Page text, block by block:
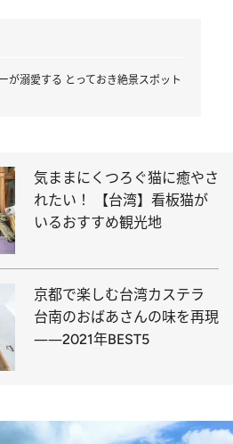
が溺愛する とっておき絶景スポット
気ままにくつろぐ猫に癒やさ
れたい！ 【台湾】看板猫が
いるおすすめ観光地
京都で楽しむ台湾カステラ
台南のおばあさんの味を再現
――2021年BEST5